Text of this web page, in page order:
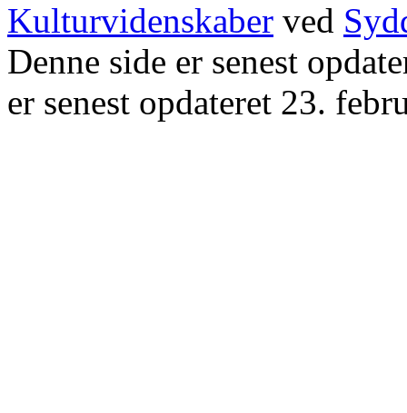
Kulturvidenskaber ved
Denne side er senest
er senest opdateret 23.